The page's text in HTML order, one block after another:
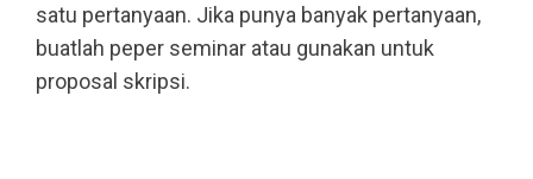
satu pertanyaan. Jika punya banyak pertanyaan,
buatlah peper seminar atau gunakan untuk
proposal skripsi.